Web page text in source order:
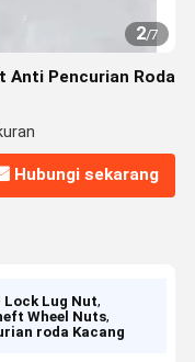
2/7
Anti Pencurian Roda
Hubungi sekarang
Lock Lug Nut,
Wheel Nuts,
roda Kacang